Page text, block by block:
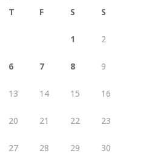
T F S S
1 2
6 7 8 9
13 14 15 16
20 21 22 23
27 28 29 30